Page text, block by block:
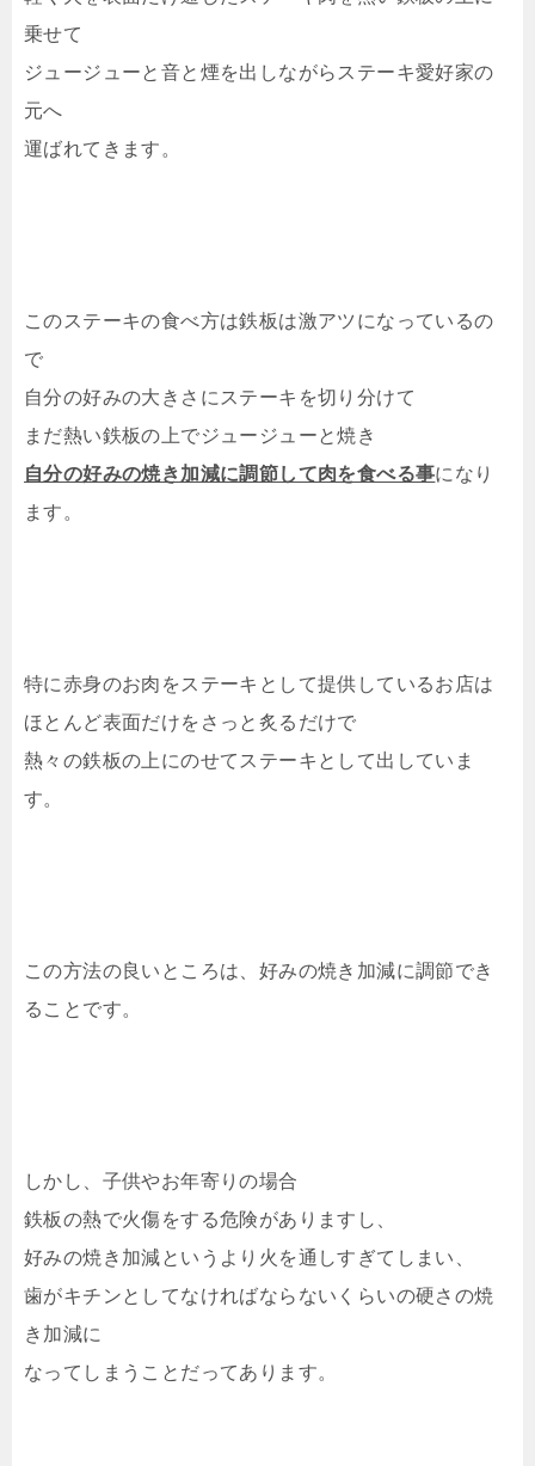
乗せて
ジュージューと音と煙を出しながらステーキ愛好家の
元へ
運ばれてきます。
このステーキの食べ方は鉄板は激アツになっているの
で
自分の好みの大きさにステーキを切り分けて
まだ熱い鉄板の上でジュージューと焼き
自分の好みの焼き加減に調節して肉を食べる事になり
ます。
特に赤身のお肉をステーキとして提供しているお店は
ほとんど表面だけをさっと炙るだけで
熱々の鉄板の上にのせてステーキとして出していま
す。
この方法の良いところは、好みの焼き加減に調節でき
ることです。
しかし、子供やお年寄りの場合
鉄板の熱で火傷をする危険がありますし、
好みの焼き加減というより火を通しすぎてしまい、
歯がキチンとしてなければならないくらいの硬さの焼
き加減に
なってしまうことだってあります。